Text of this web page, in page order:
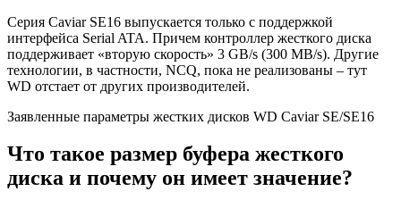
Серия Caviar SE16 выпускается только с поддержкой
интерфейса Serial ATA. Причем контроллер жесткого диска
поддерживает «вторую скорость» 3 GB/s (300 MB/s). Другие
технологии, в частности, NCQ, пока не реализованы – тут
WD отстает от других производителей.
Заявленные параметры жестких дисков WD Caviar SE/SE16
Что такое размер буфера жесткого
диска и почему он имеет значение?